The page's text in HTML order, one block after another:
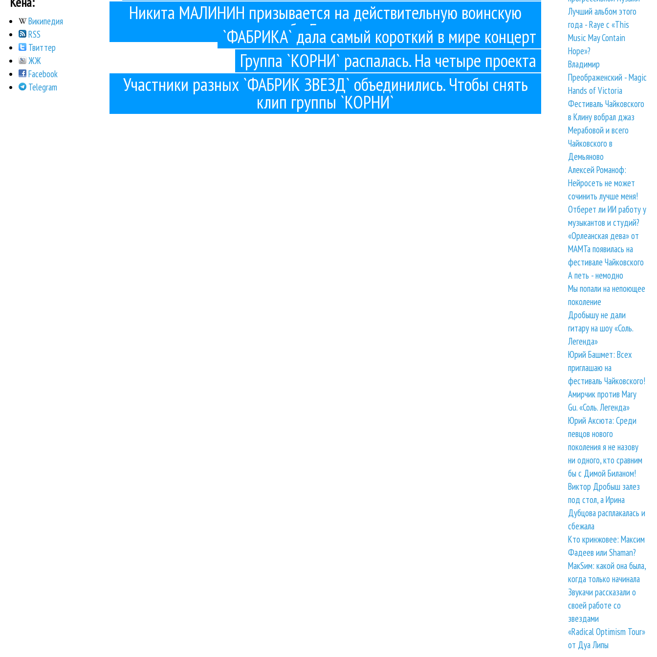
Никита МАЛИНИН призывается на действительную воинскую
службу. Без отсрочек
`ФАБРИКА` дала самый короткий в мире концерт
Группа `КОРНИ` распалась. На четыре проекта
Участники разных `ФАБРИК ЗВЕЗД` объединились. Чтобы снять
клип группы `КОРНИ`
Википедия
RSS
Твиттер
ЖЖ
Facebook
Telegram
Лучший альбом этого
года - Raye с «This
Music May Contain
Hope»?
Владимир
Преображенский - Magic
Hands of Victoria
Фестиваль Чайковского
в Клину вобрал джаз
Мерабовой и всего
Чайковского в
Демьяново
Алексей Романоф:
Нейросеть не может
сочинить лучше меня!
Отберет ли ИИ работу у
музыкантов и студий?
«Орлеанская дева» от
МАМТа появилась на
фестивале Чайковского
А петь - немодно
Мы попали на непоющее
поколение
Дробышу не дали
гитару на шоу «Соль.
Легенда»
Юрий Башмет: Всех
приглашаю на
фестиваль Чайковского!
Амирчик против Mary
Gu. «Соль. Легенда»
Юрий Аксюта: Среди
певцов нового
поколения я не назову
ни одного, кто сравним
бы с Димой Биланом!
Виктор Дробыш залез
под стол, а Ирина
Дубцова расплакалась и
сбежала
Кто кринжовее: Максим
Фадеев или Shaman?
МакSим: какой она была,
когда только начинала
Звукачи рассказали о
своей работе со
звездами
«Radical Optimism Tour»
от Дуа Липы